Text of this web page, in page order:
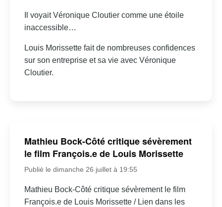
Il voyait Véronique Cloutier comme une étoile
inaccessible…
Louis Morissette fait de nombreuses confidences
sur son entreprise et sa vie avec Véronique
Cloutier.
Mathieu Bock-Côté critique sévèrement
le film François.e de Louis Morissette
Publié le dimanche 26 juillet à 19:55
Mathieu Bock-Côté critique sévèrement le film
François.e de Louis Morissette / Lien dans les